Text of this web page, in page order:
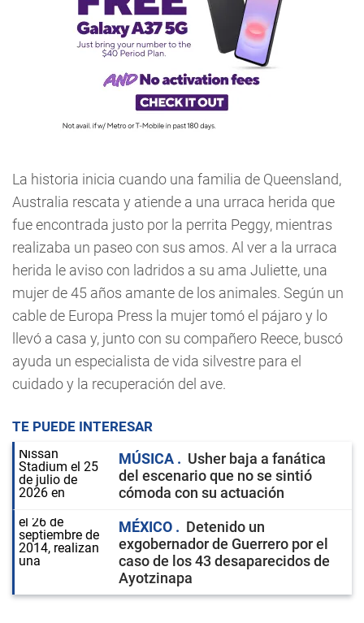
La historia inicia cuando una familia de Queensland,
Australia rescata y atiende a una urraca herida que
fue encontrada justo por la perrita Peggy, mientras
realizaba un paseo con sus amos. Al ver a la urraca
herida le aviso con ladridos a su ama Juliette, una
mujer de 45 años amante de los animales. Según un
cable de Europa Press la mujer tomó el pájaro y lo
llevó a casa y, junto con su compañero Reece, buscó
ayuda un especialista de vida silvestre para el
cuidado y la recuperación del ave.
TE PUEDE INTERESAR
MÚSICA
Usher baja a fanática
del escenario que no se sintió
cómoda con su actuación
MÉXICO
Detenido un
exgobernador de Guerrero por el
caso de los 43 desaparecidos de
Ayotzinapa